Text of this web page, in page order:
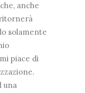
anche
solamente
piace di
una